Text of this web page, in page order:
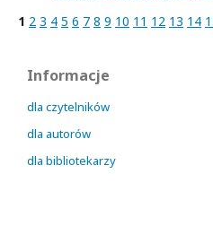
1 2 3 4 5 6 7 8 9 10 11 12 13 14
Informacje
dla czytelników
dla autorów
dla bibliotekarzy